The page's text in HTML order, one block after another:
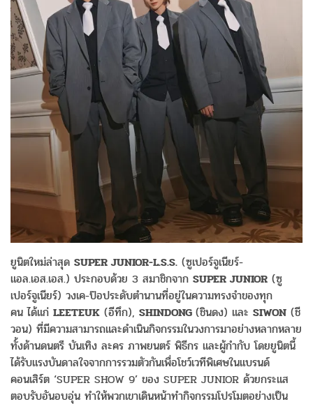
ยูนิตใหม่ล่าสุด SUPER JUNIOR-L.S.S. (ซูเปอร์จูเนียร์-
แอล.เอส.เอส.) ประกอบด้วย 3 สมาชิกจาก SUPER JUNIOR (ซู
เปอร์จูเนียร์) วงเค-ป๊อประดับตำนานที่อยู่ในความทรงจำของทุก
คน ได้แก่ LEETEUK (อีทึก), SHINDONG (ชินดง) และ SIWON (ชี
วอน) ที่มีความสามารถและดำเนินกิจกรรมในวงการมาอย่างหลากหลาย
ทั้งด้านดนตรี บันเทิง ละคร ภาพยนตร์ พิธีกร และผู้กำกับ โดยยูนิตนี้
ได้รับแรงบันดาลใจจากการรวมตัวกันเพื่อโชว์เวทีพิเศษในแบรนด์
คอนเสิร์ต ‘SUPER SHOW 9’ ของ SUPER JUNIOR ด้วยกระแส
ตอบรับอันอบอุ่น ทำให้พวกเขาเดินหน้าทำกิจกรรมโปรโมตอย่างเป็น